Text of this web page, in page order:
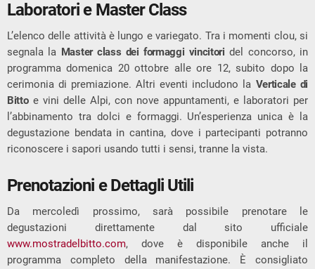
Laboratori e Master Class
L’elenco delle attività è lungo e variegato. Tra i momenti clou, si
segnala la Master class dei formaggi vincitori del concorso, in
programma domenica 20 ottobre alle ore 12, subito dopo la
cerimonia di premiazione. Altri eventi includono la Verticale di
Bittoe vini delle Alpi, con nove appuntamenti, e laboratori per
l’abbinamento tra dolci e formaggi. Un’esperienza unica è la
degustazione bendata in cantina, dove i partecipanti potranno
riconoscere i sapori usando tutti i sensi, tranne la vista.
Prenotazioni e Dettagli Utili
Da mercoledì prossimo, sarà possibile prenotare le
degustazioni direttamente dal sito ufficiale
www.mostradelbitto.com, dove è disponibile anche il
programma completo della manifestazione. È consigliato